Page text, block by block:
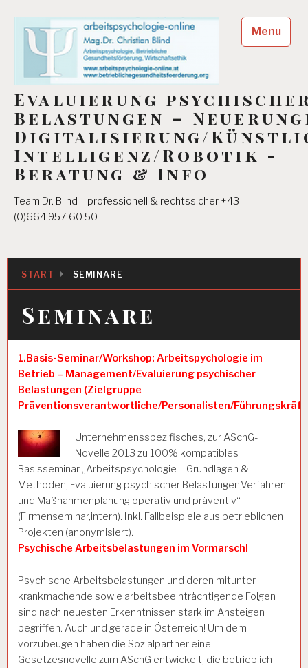
content
Evaluierung
Belastungen –
Digitalisierung/
Intelligenz/Robotik -
Beratung & Info
Team Dr. Blind – professionell & rechtssicher +43
(0)664 957 60 50
Menu
START SEMINARE
Seminare
1.Basis-Seminar/Workshop: Arbeitspychologie im
Betrieb – Management/Evaluierung psychischer
Belastungen (Zielgruppe
Präventionsverantwortliche/Personalisten/
Unternehmensspezifisches, zur ASchG-
Novelle 2013 zu 100% kompatibles
Basisseminar „Arbeitspsychologie – Grundlagen &
Methoden, Evaluierung psychischer Belastungen,Verfahren
und Maßnahmenplanung operativ und präventiv“
(Firmenseminar,intern). Inkl. Fallbeispiele aus betrieblichen
Projekten (anonymisiert).
Psychische Arbeitsbelastungen im Vormarsch!
Psychische Arbeitsbelastungen und deren mitunter
krankmachende sowie arbeitsbeeinträchtigende Folgen
sind nach neuesten Erkenntnissen stark im Ansteigen
begriffen. Auch und gerade in Österreich! Um dem
vorzubeugen haben die Sozialpartner eine
Gesetzesnovelle zum ASchG entwickelt, die betrieblich